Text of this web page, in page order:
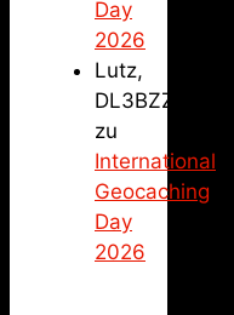
Day
2026
Lutz,
DL3BZZ
zu
International
Geocaching
Day
2026